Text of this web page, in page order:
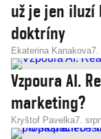
už je jen
doktríny
Ekaterina Kanakova7.
Vzpoura AI.
marketing?
Kryštof Pavelka7.